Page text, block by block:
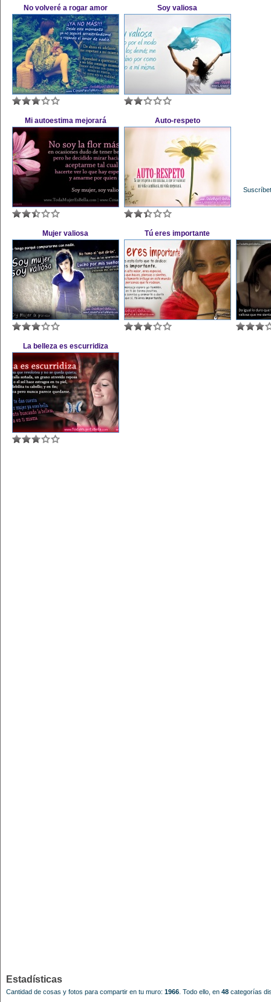
No volveré a rogar amor Soy valiosa
Mi autoestima mejorará Auto-respeto
Mujer valiosa Tú eres importante
La belleza es escurridiza
Estadísticas
Cantidad de cosas y fotos para compartir en tu muro: 1966 Todo ello, en 48 categorías